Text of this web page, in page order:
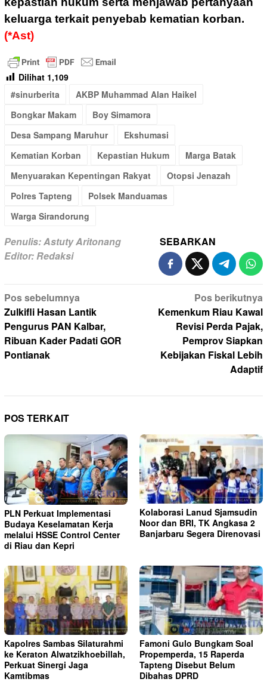
keluarga terkait penyebab kematian korban.
(*Ast)
Dilihat 1,109
#sinurberita
AKBP Muhammad Alan Haikel
Bongkar Makam
Boy Simamora
Desa Sampang Maruhur
Ekshumasi
Kematian Korban
Kepastian Hukum
Marga Batak
Menyuarakan Kepentingan Rakyat
Otopsi Jenazah
Polres Tapteng
Polsek Manduamas
Warga Sirandorung
Penulis: Astuty Aritonang
Editor: Redaksi
SEBARKAN
Navigasi
pos
Pos sebelumnya
Zulkifli Hasan Lantik
Pengurus PAN Kalbar,
Ribuan Kader Padati GOR
Pontianak
Pos berikutnya
Kemenkum Riau Kawal
Revisi Perda Pajak,
Pemprov Siapkan
Kebijakan Fiskal Lebih
Adaptif
POS TERKAIT
PLN Perkuat Implementasi
Budaya Keselamatan Kerja
melalui HSSE Control Center
di Riau dan Kepri
Kolaborasi Lanud Sjamsudin
Noor dan BRI, TK Angkasa 2
Banjarbaru Segera Direnovasi
Kapolres Sambas Silaturahmi
ke Keraton Alwatzikhoebillah,
Perkuat Sinergi Jaga
Kamtibmas
Famoni Gulo Bungkam Soal
Propemperda, 15 Raperda
Tapteng Disebut Belum
Dibahas DPRD